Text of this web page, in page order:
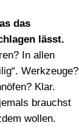
das
lässt.
In allen
Werkzeuge?
Klar.
brauchst
wollen.